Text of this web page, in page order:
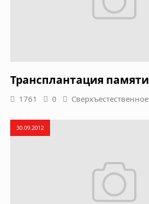
Трансплантация памяти
1761 0 Сверхъестественное
30.09.2012